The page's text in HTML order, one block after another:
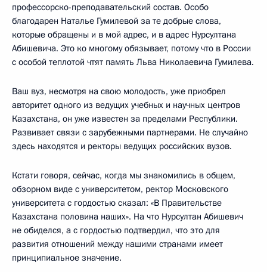
профессорско-преподавательский состав. Особо
благодарен Наталье Гумилевой за те добрые слова,
которые обращены и в мой адрес, и в адрес Нурсултана
Абишевича. Это ко многому обязывает, потому что в России
с особой теплотой чтят память Льва Николаевича Гумилева.
Ваш вуз, несмотря на свою молодость, уже приобрел
авторитет одного из ведущих учебных и научных центров
Казахстана, он уже известен за пределами Республики.
Развивает связи с зарубежными партнерами. Не случайно
здесь находятся и ректоры ведущих российских вузов.
Кстати говоря, сейчас, когда мы знакомились в общем,
обзорном виде с университетом, ректор Московского
университета с гордостью сказал: «В Правительстве
Казахстана половина наших». На что Нурсултан Абишевич
не обиделся, а с гордостью подтвердил, что это для
развития отношений между нашими странами имеет
принципиальное значение.